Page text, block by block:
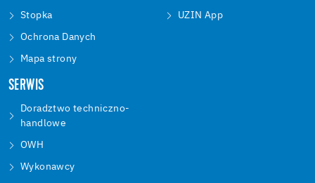
Stopka
Ochrona Danych
Mapa strony
UZIN App
SERWIS
Doradztwo techniczno-
handlowe
OWH
Wykonawcy